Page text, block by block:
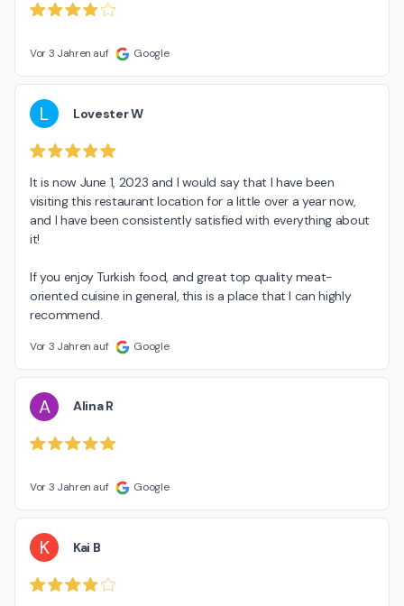
Vor 3 Jahren auf Google
L Lovester W
It is now June 1, 2023 and I would say that I have been
visiting this restaurant location for a little over a year now,
and I have been consistently satisfied with everything about
it!
If you enjoy Turkish food, and great top quality meat-
oriented cuisine in general, this is a place that I can highly
recommend.
Vor 3 Jahren auf Google
A Alina R
Vor 3 Jahren auf Google
K Kai B